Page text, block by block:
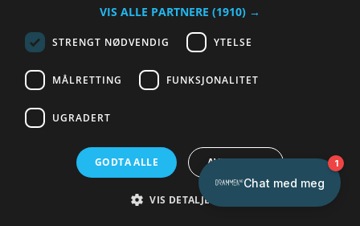
VIS ALLE PARTNERE (1910) →
STRENGT NØDVENDIG YTELSE
MÅLRETTING FUNKSJONALITET
UGRADERT
GODTA ALLE AVVIS ALLE
VIS DETALJER